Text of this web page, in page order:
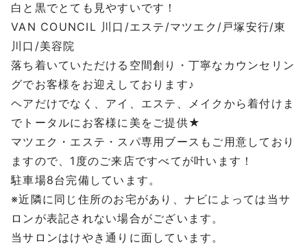
白と黒でとても見やすいです！
VAN COUNCIL 川口 /エステ /マツエク / 戸塚安行/東
川口 /美容院
落ち着いていただける空間創り・丁寧なカウンセリン
グでお客様をお迎えしております♪
ヘアだけでなく、アイ、エステ、メイクから着付けま
でトータルにお客様に美をご提供★
マツエク・エステ・スパ専用ブースもご用意しており
ますので、 1 度のご来店ですべてが叶います！
駐車場8台完備しています。
※近隣に同じ住所のお宅があり、ナビによっては当サ
ロンが表記されない場合がございます。
当サロンはけやき通りに面しています。